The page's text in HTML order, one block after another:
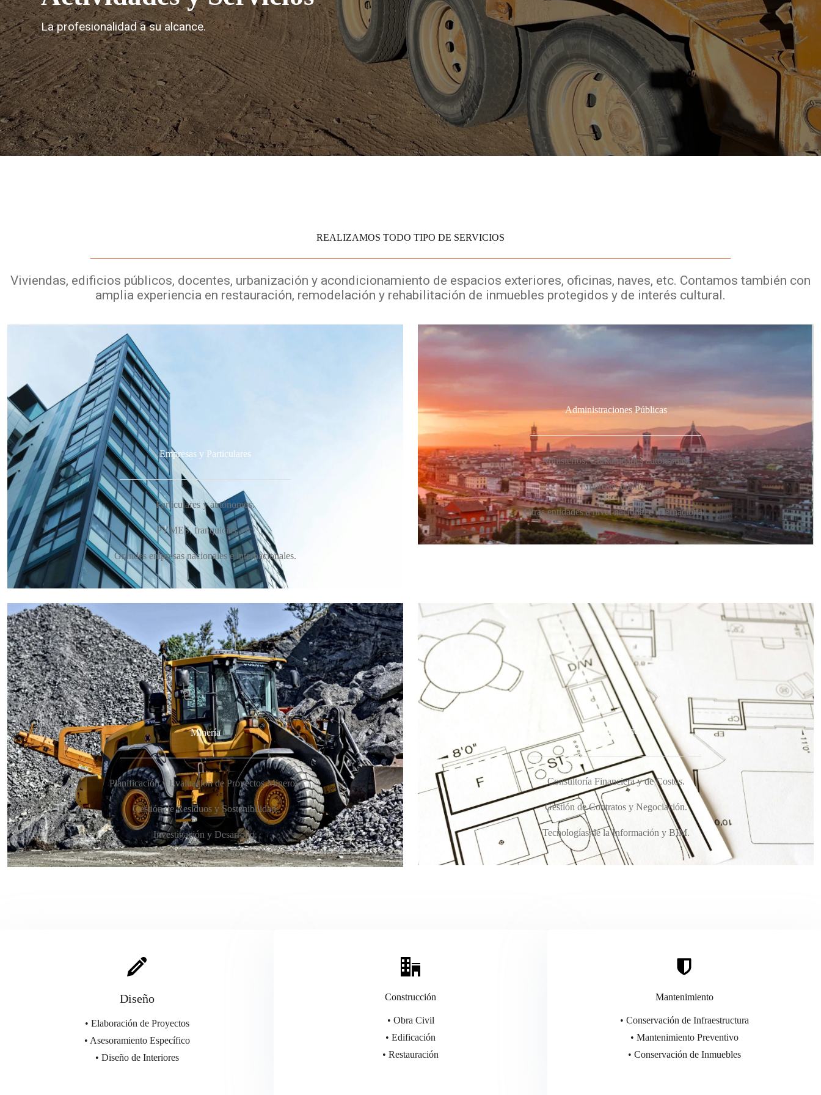
La profesionalidad a su alcance.
REALIZAMOS TODO TIPO DE SERVICIOS
Viviendas, edificios públicos, docentes, urbanización y acondicionamiento de espacios exteriores, oficinas, naves, etc. Contamos también con
amplia experiencia en restauración, remodelación y rehabilitación de inmuebles protegidos y de interés cultural.
Empresas y Particulares
Particulares y autónomos.
PYMES, franquicias, etc.
Grandes empresas nacionales e internacionales.
Administraciones Públicas
Ministerios, Comunidades autónomas.
Empresas públicas
Otras entidades a nivel nacional e internacional.
Minería
Planificación y Evaluación de Proyectos Mineros.
Gestión de Residuos y Sostenibilidad.
Investigación y Desarrollo.
Consultoría
Consultoría Financiera y de Costos.
Gestión de Contratos y Negociación.
Tecnologías de la Información y BIM.
Diseño
• Elaboración de Proyectos
• Asesoramiento Específico
• Diseño de Interiores
Construcción
• Obra Civil
• Edificación
• Restauración
Mantenimiento
• Conservación de Infraestructura
• Mantenimiento Preventivo
• Conservación de Inmuebles